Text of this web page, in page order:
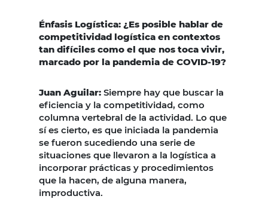
Énfasis Logística: ¿Es posible hablar de
competitividad logística en contextos
tan difíciles como el que nos toca vivir,
marcado por la pandemia de COVID-19?
Juan Aguilar: Siempre hay que buscar la
eficiencia y la competitividad, como
columna vertebral de la actividad. Lo que
sí es cierto, es que iniciada la pandemia
se fueron sucediendo una serie de
situaciones que llevaron a la logística a
incorporar prácticas y procedimientos
que la hacen, de alguna manera,
improductiva.